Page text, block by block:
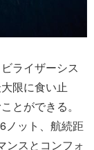
ライザーシス
限に食い止
とができる。
ノット、航続距
ンスとコンフォ